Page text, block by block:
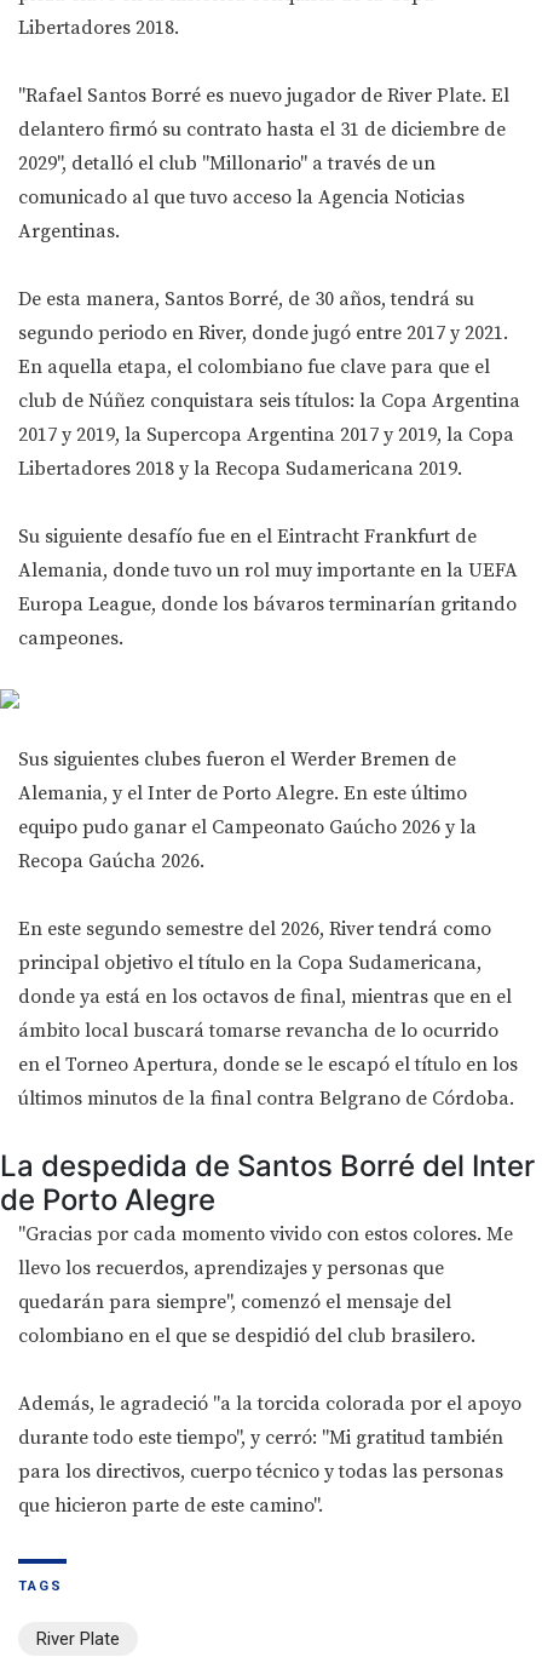
Libertadores 2018.
"Rafael Santos Borré es nuevo jugador de River Plate. El
delantero firmó su contrato hasta el 31 de diciembre de
2029", detalló el club "Millonario" a través de un
comunicado al que tuvo acceso la Agencia Noticias
Argentinas.
De esta manera, Santos Borré, de 30 años, tendrá su
segundo periodo en River, donde jugó entre 2017 y 2021.
En aquella etapa, el colombiano fue clave para que el
club de Núñez conquistara seis títulos: la Copa Argentina
2017 y 2019, la Supercopa Argentina 2017 y 2019, la Copa
Libertadores 2018 y la Recopa Sudamericana 2019.
Su siguiente desafío fue en el Eintracht Frankfurt de
Alemania, donde tuvo un rol muy importante en la UEFA
Europa League, donde los bávaros terminarían gritando
campeones.
Sus siguientes clubes fueron el Werder Bremen de
Alemania, y el Inter de Porto Alegre. En este último
equipo pudo ganar el Campeonato Gaúcho 2026 y la
Recopa Gaúcha 2026.
En este segundo semestre del 2026, River tendrá como
principal objetivo el título en la Copa Sudamericana,
donde ya está en los octavos de final, mientras que en el
ámbito local buscará tomarse revancha de lo ocurrido
en el Torneo Apertura, donde se le escapó el título en los
últimos minutos de la final contra Belgrano de Córdoba.
La despedida de Santos Borré del Inter
de Porto Alegre
"Gracias por cada momento vivido con estos colores. Me
llevo los recuerdos, aprendizajes y personas que
quedarán para siempre", comenzó el mensaje del
colombiano en el que se despidió del club brasilero.
Además, le agradeció "a la torcida colorada por el apoyo
durante todo este tiempo", y cerró: "Mi gratitud también
para los directivos, cuerpo técnico y todas las personas
que hicieron parte de este camino".
TAGS
River Plate